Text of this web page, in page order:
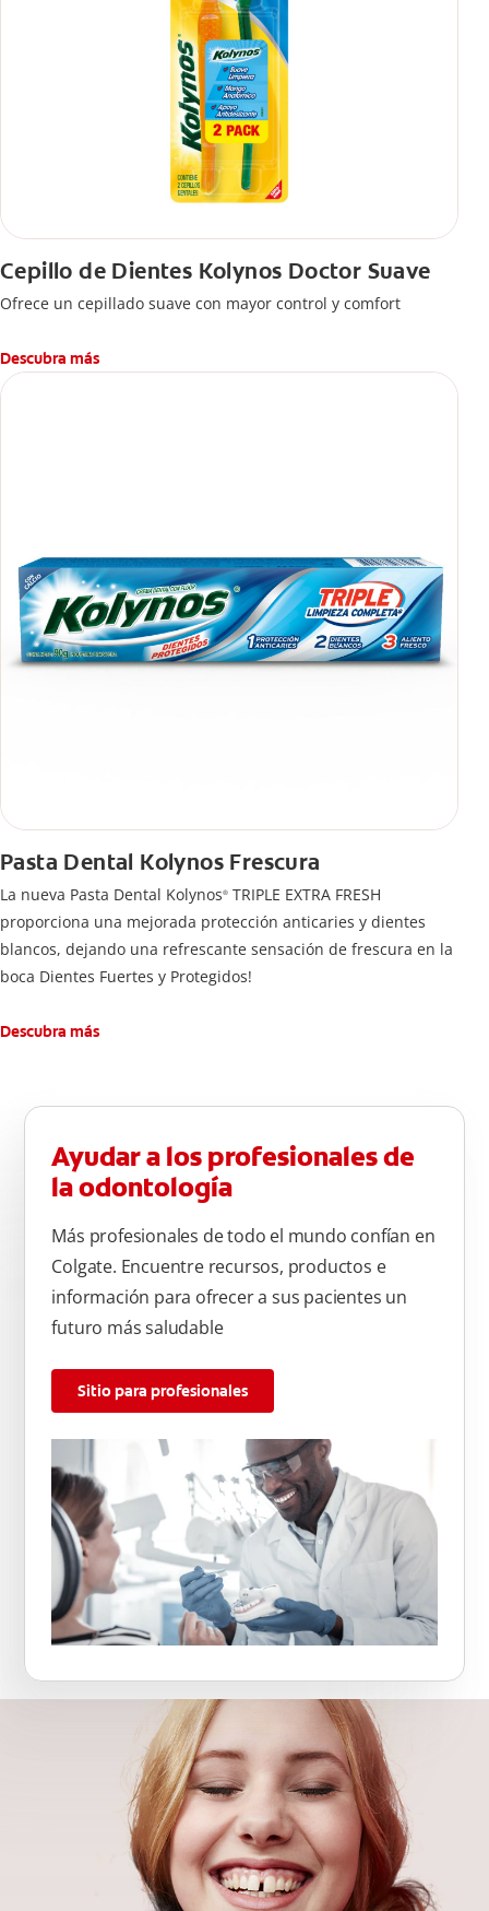
Cepillo de Dientes Kolynos Doctor Suave
Ofrece un cepillado suave con mayor control y comfort
Descubra más
Pasta Dental Kolynos Frescura
La nueva Pasta Dental Kolynos® TRIPLE EXTRA FRESH
proporciona una mejorada protección anticaries y dientes
blancos, dejando una refrescante sensación de frescura en la
boca Dientes Fuertes y Protegidos!
Descubra más
Ayudar a los profesionales de
la odontología
Más profesionales de todo el mundo confían en
Colgate. Encuentre recursos, productos e
información para ofrecer a sus pacientes un
futuro más saludable
Sitio para profesionales